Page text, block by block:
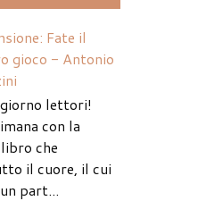
Fate il
gioco - Antonio
lettori!
con la
che
il cuore, il cui
part...